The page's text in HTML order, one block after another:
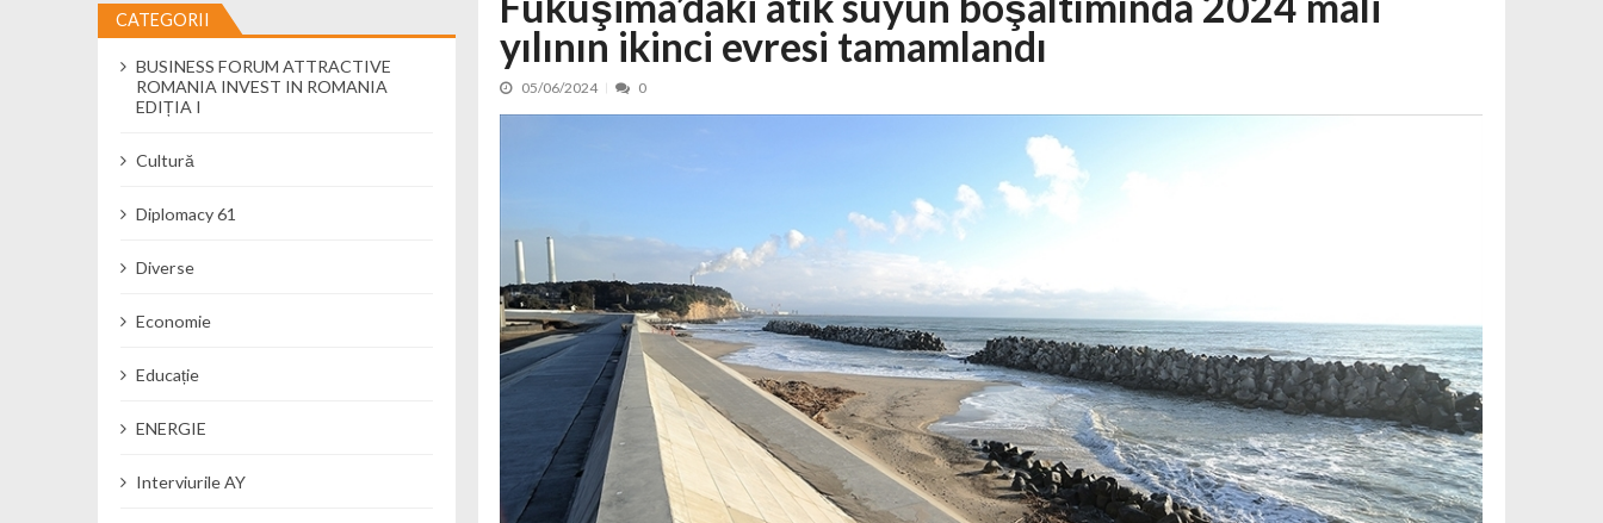
Cseke Attila: Am creat, până în prezent, peste 5.000 de noi locuri în creșe... 15/07/2026
Încă o creșă modernă pentru Alba: 40 de locuri noi la Zlatna prin Programul...
MMAP pune în consultare publică proiectul Catalogului național al zonelor pri... 04/08/2026
yılının ikinci evresi tamamlandı
05/06/2024 0
CATEGORII
BUSINESS FORUM ATTRACTIVE
ROMANIA INVEST IN ROMANIA
EDIȚIA I
Cultură
Diplomacy 61
Diverse
Economie
Educație
ENERGIE
Interviurile AY